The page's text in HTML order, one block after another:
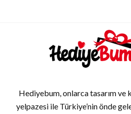
Hediyebum, onlarca tasarım ve
yelpazesi ile Türkiye’nin önde